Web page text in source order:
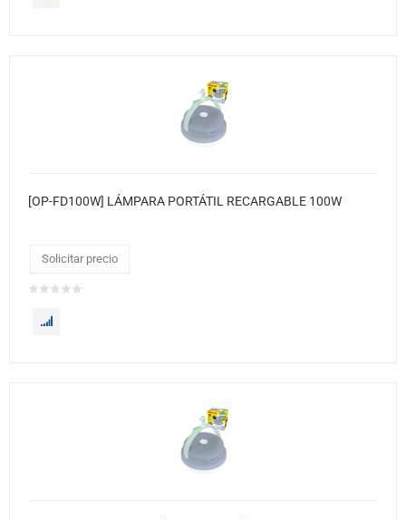
[OP-FD100W] LÁMPARA PORTÁTIL RECARGABLE 100W
Solicitar precio